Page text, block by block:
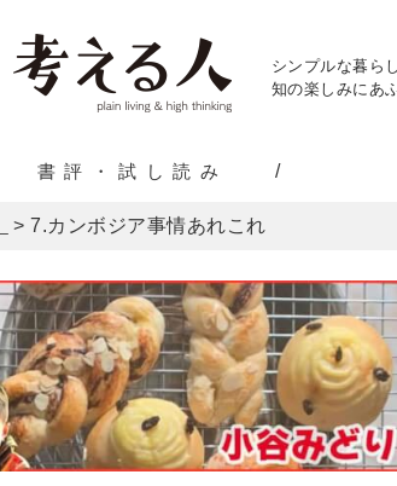
シンプルな暮ら
知の楽しみにあ
書評・試し読み
>7.カンボジア事情あれこれ